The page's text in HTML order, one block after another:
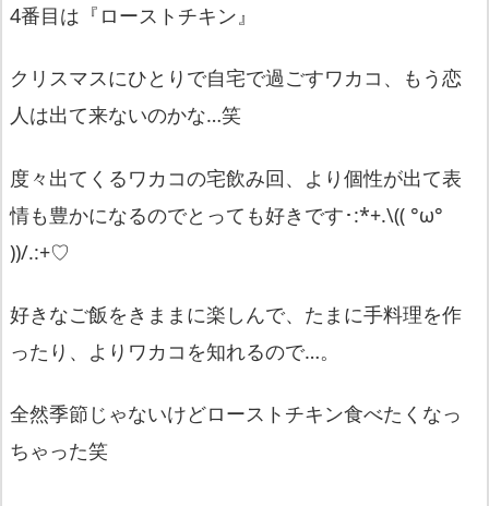
4番目は『 ローストチキン』
クリスマスにひとりで自宅で過ごすワカコ、
もう恋
人は出て来ないのかな…笑
度々出てくるワカコの宅飲み回、 より個性が出て表
情も豊かになるのでとっても好きです･:*+.\(( °ω°
))/.:+♡
好きなご飯をきままに楽しんで、たまに手料理を作
ったり、 よりワカコを知れるので…。
全然季節じゃないけどローストチキン食べたくなっ
ちゃった笑